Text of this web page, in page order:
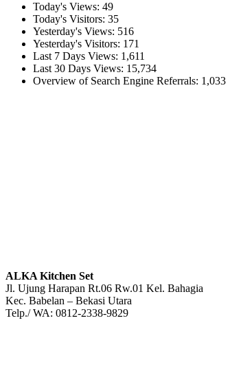
Today's Views: 49
Today's Visitors: 35
Yesterday's Views: 516
Yesterday's Visitors: 171
Last 7 Days Views: 1,611
Last 30 Days Views: 15,734
Overview of Search Engine Referrals: 1,033
ALKA Kitchen Set
Jl. Ujung Harapan Rt.06 Rw.01 Kel. Bahagia
Kec. Babelan – Bekasi Utara
Telp./ WA: 0812-2338-9829